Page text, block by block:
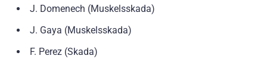
J. Domenech (Muskelsskada)
J. Gaya (Muskelsskada)
F. Perez (Skada)